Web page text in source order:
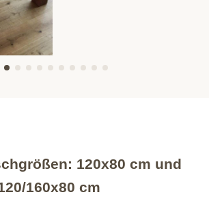
120x80 cm und
160x80 cm